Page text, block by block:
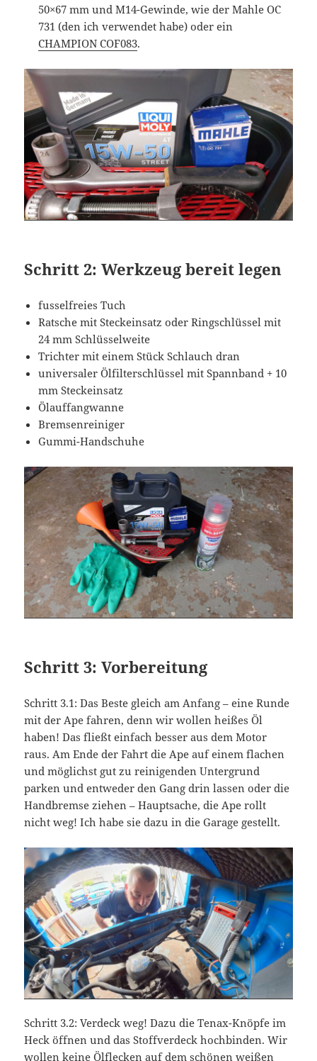
50×67 mm und M14-Gewinde, wie der Mahle OC
731 (den ich verwendet habe) oder ein
CHAMPION COF083.
Schritt 2: Werkzeug bereit legen
fusselfreies Tuch
Ratsche mit Steckeinsatz oder Ringschlüssel mit
24 mm Schlüsselweite
Trichter mit einem Stück Schlauch dran
universaler Ölfilterschlüssel mit Spannband + 10
mm Steckeinsatz
Ölauffangwanne
Bremsenreiniger
Gummi-Handschuhe
Schritt 3: Vorbereitung
Schritt 3.1: Das Beste gleich am Anfang – eine Runde
mit der Ape fahren, denn wir wollen heißes Öl
haben! Das fließt einfach besser aus dem Motor
raus. Am Ende der Fahrt die Ape auf einem flachen
und möglichst gut zu reinigenden Untergrund
parken und entweder den Gang drin lassen oder die
Handbremse ziehen – Hauptsache, die Ape rollt
nicht weg! Ich habe sie dazu in die Garage gestellt.
Schritt 3.2: Verdeck weg! Dazu die Tenax-Knöpfe im
Heck öffnen und das Stoffverdeck hochbinden. Wir
wollen keine Ölflecken auf dem schönen weißen